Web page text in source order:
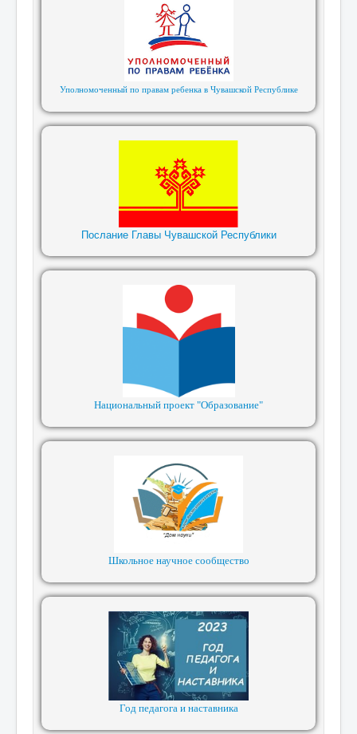
Уполномоченный по правам ребенка в Чувашской Республике
Послание Главы Чувашской Республики
Национальный проект "Образование"
Школьное научное сообщество
Год педагога и наставника